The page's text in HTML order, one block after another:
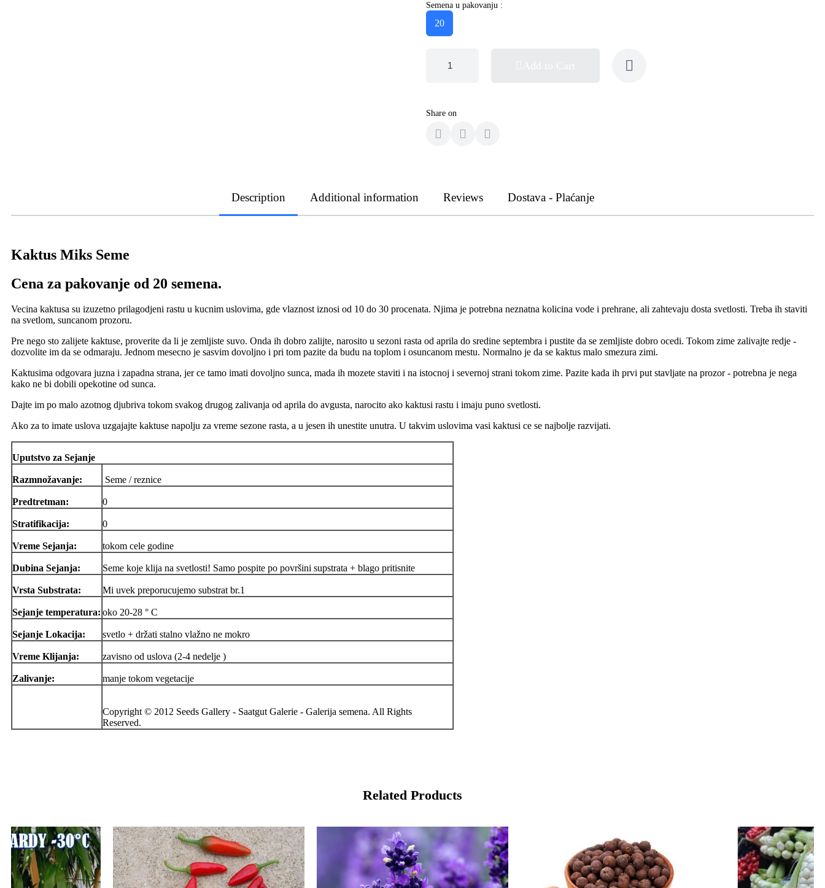
Semena u pakovanju :
20
Share on
Description Additional information Reviews Dostava - Plaćanje
Kaktus Miks Seme
Cena za pakovanje od 20 semena.
Vecina kaktusa su izuzetno prilagodjeni rastu u kucnim uslovima, gde vlaznost iznosi od 10 do 30 procenata. Njima je potrebna neznatna kolicina vode i prehrane, ali zahtevaju dosta svetlosti. Treba ih staviti
na svetlom, suncanom prozoru.
Pre nego sto zalijete kaktuse, proverite da li je zemljiste suvo. Onda ih dobro zalijte, narosito u sezoni rasta od aprila do sredine septembra i pustite da se zemljiste dobro ocedi. Tokom zime zalivajte redje -
dozvolite im da se odmaraju. Jednom mesecno je sasvim dovoljno i pri tom pazite da budu na toplom i osuncanom mestu. Normalno je da se kaktus malo smezura zimi.
Kaktusima odgovara juzna i zapadna strana, jer ce tamo imati dovoljno sunca, mada ih mozete staviti i na istocnoj i severnoj strani tokom zime. Pazite kada ih prvi put stavljate na prozor - potrebna je nega
kako ne bi dobili opekotine od sunca.
Dajte im po malo azotnog djubriva tokom svakog drugog zalivanja od aprila do avgusta, narocito ako kaktusi rastu i imaju puno svetlosti.
Ako za to imate uslova uzgajajte kaktuse napolju za vreme sezone rasta, a u jesen ih unestite unutra. U takvim uslovima vasi kaktusi ce se najbolje razvijati.
Uputstvo za Sejanje
Razmnožavanje: Seme / reznice
Predtretman: 0
Stratifikacija: 0
Vreme Sejanja: tokom cele godine
Dubina Sejanja: Seme koje klija na svetlosti! Samo pospite po površini supstrata + blago pritisnite
Vrsta Substrata: Mi uvek preporucujemo substrat br.1
Sejanje temperatura: oko 20-28 ° C
Sejanje Lokacija: svetlo + držati stalno vlažno ne mokro
Vreme Klijanja: zavisno od uslova (2-4 nedelje )
Zalivanje: manje tokom vegetacije
Copyright © 2012 Seeds Gallery - Saatgut Galerie - Galerija semena. All Rights
Reserved.
Related Products